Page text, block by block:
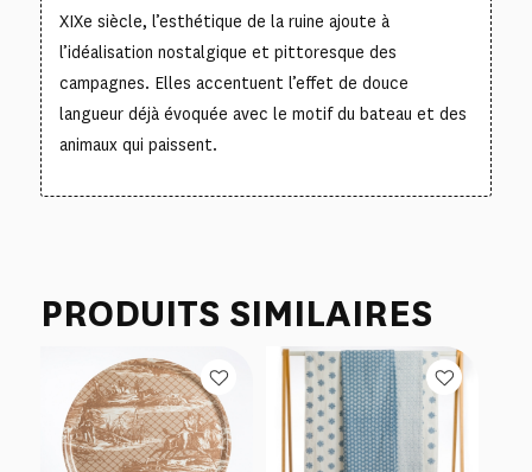
XIXe siècle, l’esthétique de la ruine ajoute à
l’idéalisation nostalgique et pittoresque des
campagnes. Elles accentuent l’effet de douce
langueur déjà évoquée avec le motif du bateau et des
animaux qui paissent.
PRODUITS SIMILAIRES